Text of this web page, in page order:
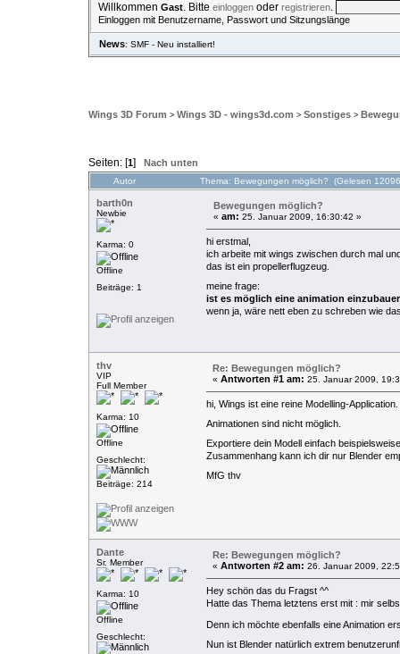
Willkommen Gast. Bitte einloggenoder registrieren.
Einloggen mit Benutzername, Passwort und Sitzungslänge
News: SMF - Neu installiert!
Wings 3D Forum > Wings 3D - wings3d.com > Sonstiges>
Seiten: [1] Nach unten
Autor Thema: Bewegungen möglich? (Gelesen
barth0n
Newbie
Karma: 0
Offline
Beiträge: 1
Bewegungen möglich?
« am: 25. Januar 2009, 16:30:42 »
hi erstmal,
ich arbeite mit wings zwischen durch mal
das ist ein propellerflugzeug.
meine frage:
ist es möglich eine animation
wenn ja, wäre nett eben zu schreben wie
thv
VIP
Full Member
Karma: 10
Offline
Geschlecht:
Beiträge: 214
Re: Bewegungen möglich?
« Antworten #1 am: 25. Januar 2009,
hi, Wings ist eine reine Modelling-Application.
Animationen sind nicht möglich.
Exportiere dein Modell einfach
Zusammenhang kann ich dir nur Blender
MfG thv
Dante
Sr. Member
Karma: 10
Offline
Geschlecht:
Re: Bewegungen möglich?
« Antworten #2 am: 26. Januar 2009,
Hey schön das du Fragst ^^
Hatte das Thema letztens erst mit : mir
Denn ich möchte ebenfalls eine Animation
Nun ist Blender natürlich extrem